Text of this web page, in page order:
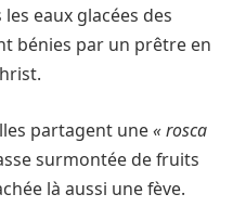
eaux glacées des
bénies par un prêtre en
partagent une« rosca
surmontée de fruits
là aussi une fève.